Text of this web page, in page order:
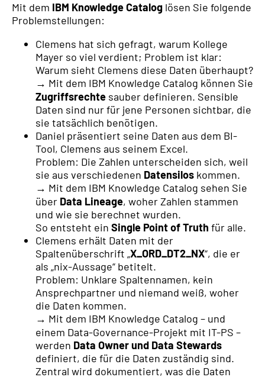
Mit dem IBM Knowledge Catalog lösen Sie folgende
Problemstellungen:
Clemens hat sich gefragt, warum Kollege
Mayer so viel verdient; Problem ist klar:
Warum sieht Clemens diese Daten überhaupt?
→ Mit dem IBM Knowledge Catalog können Sie
Zugriffsrechte sauber definieren. Sensible
Daten sind nur für jene Personen sichtbar, die
sie tatsächlich benötigen.
Daniel präsentiert seine Daten aus dem BI-
Tool, Clemens aus seinem Excel.
Problem: Die Zahlen unterscheiden sich, weil
sie aus verschiedenen Datensilos kommen.
→ Mit dem IBM Knowledge Catalog sehen Sie
über Data Lineage, woher Zahlen stammen
und wie sie berechnet wurden.
So entsteht ein Single Point of Truth für alle.
Clemens erhält Daten mit der
Spaltenüberschrift „X_ORD_DT2_NX“, die er
als „nix-Aussage“ betitelt.
Problem: Unklare Spaltennamen, kein
Ansprechpartner und niemand weiß, woher
die Daten kommen.
→ Mit dem IBM Knowledge Catalog – und
einem Data-Governance-Projekt mit IT-PS –
werden Data Owner und Data Stewards
definiert, die für die Daten zuständig sind.
Zentral wird dokumentiert, was die Daten